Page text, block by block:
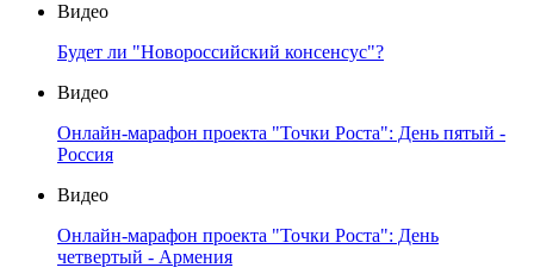
Видео
Будет ли "Новороссийский консенсус"?
Видео
Онлайн-марафон проекта "Точки Роста": День пятый -
Россия
Видео
Онлайн-марафон проекта "Точки Роста": День
четвертый - Армения